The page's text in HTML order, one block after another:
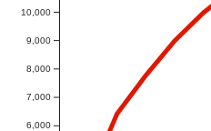
6,000
7,000
8,000
9,000
10,000